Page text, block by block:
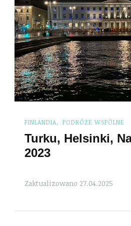
FINLANDIA PODRÓŻE WSPÓLNE
Turku, Helsinki,
2023
Zaktualizowano 27.04.2025